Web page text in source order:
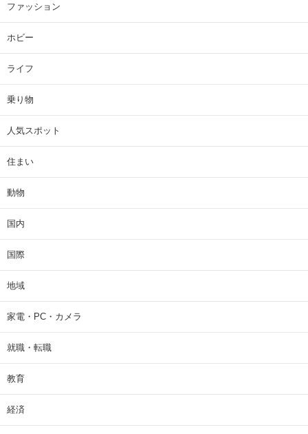
ファッション
ホビー
ライフ
乗り物
人気スポット
住まい
動物
国内
国際
地域
家電・PC・カメラ
就職・転職
教育
経済